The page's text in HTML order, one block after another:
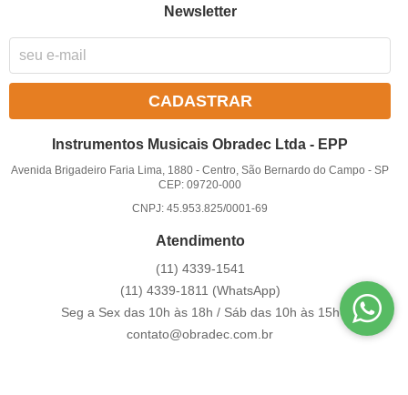
Newsletter
CADASTRAR
Instrumentos Musicais Obradec Ltda - EPP
Avenida Brigadeiro Faria Lima, 1880 -Centro, São Bernardo do Campo -SP
CEP: 09720-000
CNPJ: 45.953.825/0001-69
Atendimento
(11) 4339-1541
(11) 4339-1811 (WhatsApp)
Seg a Sex das 10h às 18h / Sáb das 10h às 15h
contato@obradec.com.br